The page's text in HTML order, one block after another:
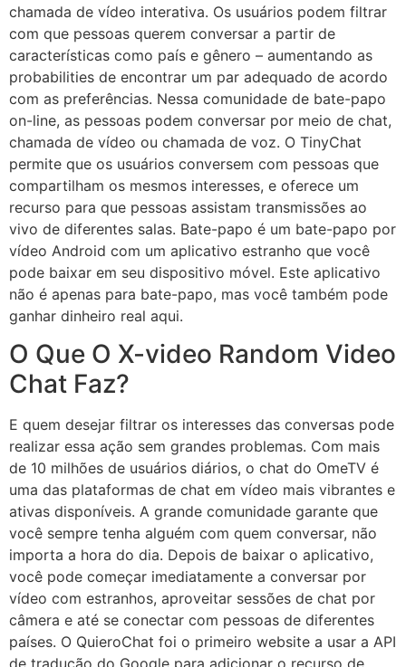
chamada de vídeo interativa. Os usuários podem filtrar
com que pessoas querem conversar a partir de
características como país e gênero – aumentando as
probabilities de encontrar um par adequado de acordo
com as preferências. Nessa comunidade de bate-papo
on-line, as pessoas podem conversar por meio de chat,
chamada de vídeo ou chamada de voz. O TinyChat
permite que os usuários conversem com pessoas que
compartilham os mesmos interesses, e oferece um
recurso para que pessoas assistam transmissões ao
vivo de diferentes salas. Bate-papo é um bate-papo por
vídeo Android com um aplicativo estranho que você
pode baixar em seu dispositivo móvel. Este aplicativo
não é apenas para bate-papo, mas você também pode
ganhar dinheiro real aqui.
O Que O X-video Random Video
Chat Faz?
E quem desejar filtrar os interesses das conversas pode
realizar essa ação sem grandes problemas. Com mais
de 10 milhões de usuários diários, o chat do OmeTV é
uma das plataformas de chat em vídeo mais vibrantes e
ativas disponíveis. A grande comunidade garante que
você sempre tenha alguém com quem conversar, não
importa a hora do dia. Depois de baixar o aplicativo,
você pode começar imediatamente a conversar por
vídeo com estranhos, aproveitar sessões de chat por
câmera e até se conectar com pessoas de diferentes
países. O QuieroChat foi o primeiro website a usar a API
de tradução do Google para adicionar o recurso de